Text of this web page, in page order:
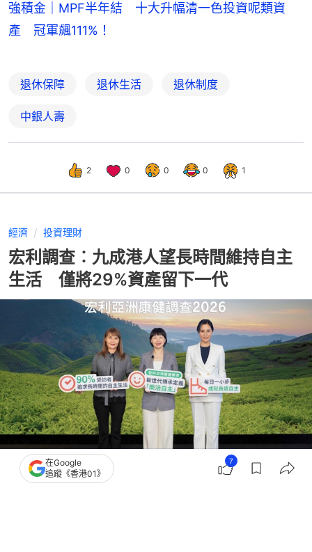
強積金｜MPF半年結 十大升幅清一色投資呢類資
產 冠軍飆111%！
退休保障 退休生活 退休制度
中銀人壽
2 0 0 0 1
經濟 投資理財
宏利調查︰九成港人望長時間維持自主
生活 僅將29%資產留下一代
撰文：顧慧宇
在Google
追蹤《香港01》
7